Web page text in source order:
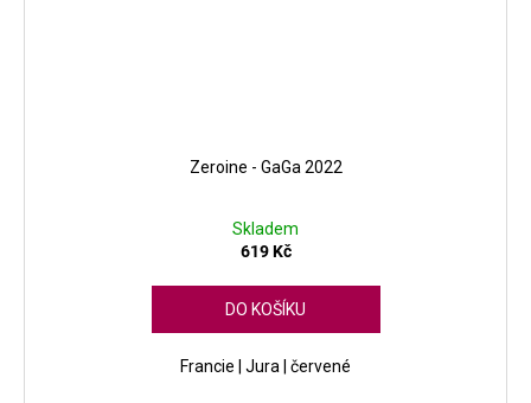
Zeroine - GaGa 2022
Skladem
619 Kč
DO KOŠÍKU
Francie | Jura | červené